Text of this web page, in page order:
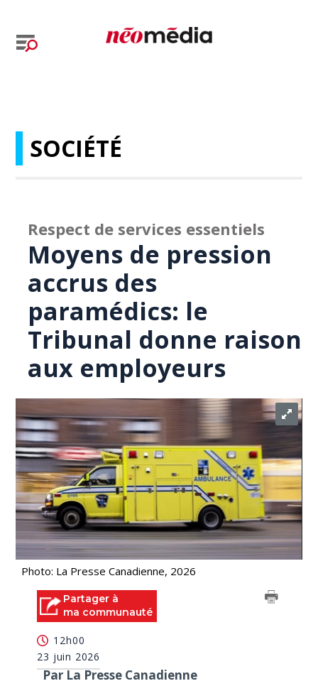
SOCIÉTÉ
Respect de services essentiels
Moyens de pression
accrus des
paramédics: le
Tribunal donne raison
aux employeurs
Photo: La Presse Canadienne, 2026
Partager à
ma communauté
12h00
23 juin 2026
Par La Presse Canadienne